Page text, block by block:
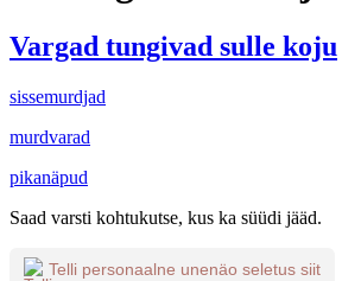
Vargad tungivad sulle koju
sissemurdjad
murdvarad
pikanäpud
Saad varsti kohtukutse, kus ka süüdi jääd.
Telli personaalne unenäo seletus siit